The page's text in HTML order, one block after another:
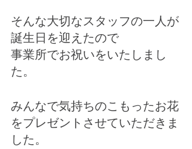
そんな大切なスタッフの一人が
誕生日を迎えたので
事業所でお祝いをいたしまし
た。
みんなで気持ちのこもったお花
をプレゼントさせていただきま
した。